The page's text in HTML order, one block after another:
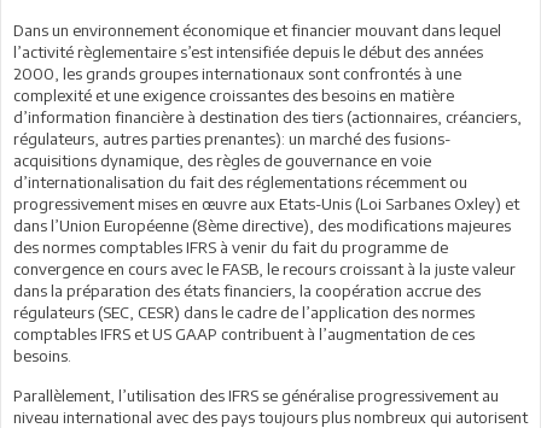
Dans un environnement économique et financier mouvant dans lequel
l’activité règlementaire s’est intensifiée depuis le début des années
2000, les grands groupes internationaux sont confrontés à une
complexité et une exigence croissantes des besoins en matière
d’information financière à destination des tiers (actionnaires, créanciers,
régulateurs, autres parties prenantes): un marché des fusions-
acquisitions dynamique, des règles de gouvernance en voie
d’internationalisation du fait des réglementations récemment ou
progressivement mises en œuvre aux Etats-Unis (Loi Sarbanes Oxley) et
dans l’Union Européenne (8ème directive), des modifications majeures
des normes comptables IFRS à venir du fait du programme de
convergence en cours avec le FASB, le recours croissant à la juste valeur
dans la préparation des états financiers, la coopération accrue des
régulateurs (SEC, CESR) dans le cadre de l’application des normes
comptables IFRS et US GAAP contribuent à l’augmentation de ces
besoins.
Parallèlement, l’utilisation des IFRS se généralise progressivement au
niveau international avec des pays toujours plus nombreux qui autorisent